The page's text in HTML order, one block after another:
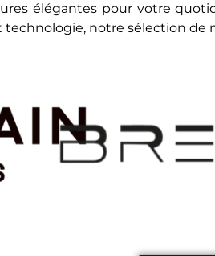
élégantes pour votre
notre sélection de